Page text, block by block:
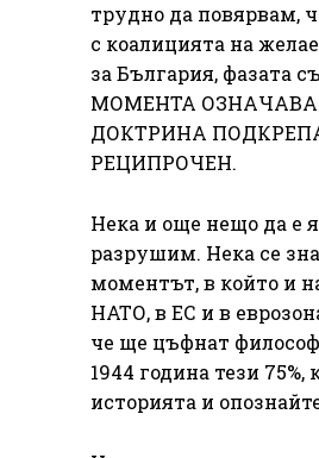
трудно да повярвам,
с коалицията на
за България,
МОМЕНТА ОЗНАЧАВА
ДОКТРИНА
РЕЦИПРОЧЕН.
Нека и още нещо да е
разрушим. Нека се
моментът, в който и
НАТО, в ЕС и в
че ще цъфнат
1944 година тези
историята и